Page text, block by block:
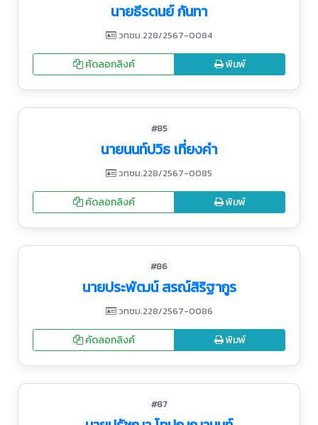
นายธีรดนย์ กันทา
วทชม.228/2567-0084
คัดลอกลิงค์ พิมพ์
#85
นายนนท์ปวิธ เที่ยงคำ
วทชม.228/2567-0085
คัดลอกลิงค์ พิมพ์
#86
นายประพัฒน์ สรณ์สิริฐากูร
วทชม.228/2567-0086
คัดลอกลิงค์ พิมพ์
#87